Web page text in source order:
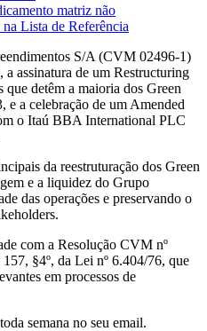
matriz não
Lista de Referência
S/A (CVM 02496-1)
assinatura de um Restructuring
detêm a maioria dos Green
e a celebração de um Amended
o Itaú BBA International PLC
da reestruturação dos Green
e a liquidez do Grupo
das operações e preservando o
com a Resolução CVM nº
§4º, da Lei nº 6.404/76, que
em processos de
semana no seu email.